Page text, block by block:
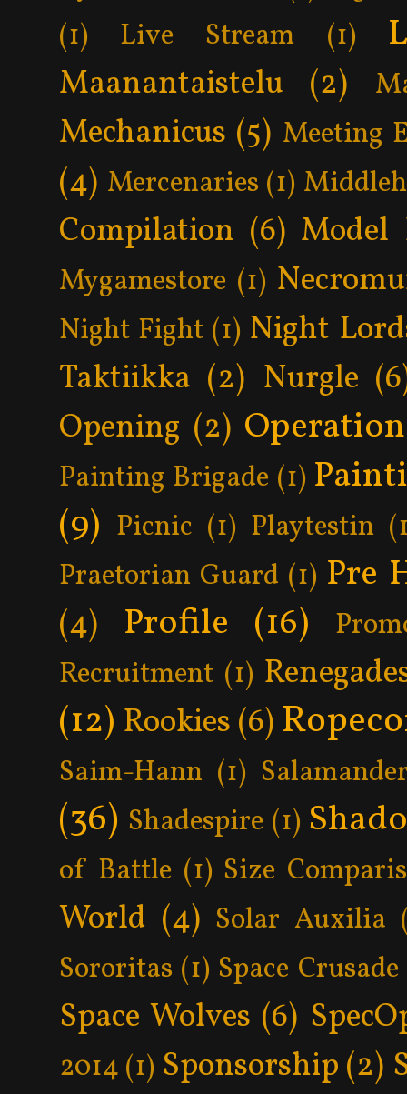
(1)
Live Stream (1)
Maanantaistelu (2)
Mechanicus (5) Meeting
(4) Mercenaries (1)
Compilation (6) Model
Mygamestore (1)
Night Fight (1) Night
Taktiikka (2) Nurgle
Opening (2)
Painting Brigade (1)
(9) Picnic (1) Playtestin
Praetorian Guard (1) Pre
(4) Profile (16)
Recruitment (1)
(12) Rookies (6)
Saim-Hann (1)
(36) Shadespire (1)
of Battle (1) Size
World (4) Solar Auxilia
Sororitas (1) Space Crusade
Space Wolves (6)
2014 (1) Sponsorship (2)